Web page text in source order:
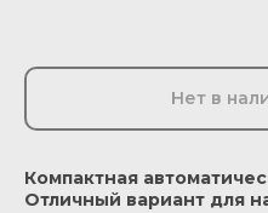
Нет в
Компактная
Отличный вариант для